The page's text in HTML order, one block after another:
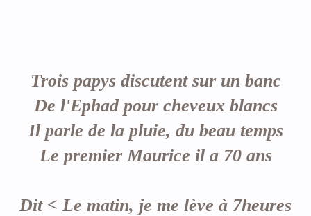
Trois papys discutent sur un banc
De l'Ephad pour cheveux blancs
Il parle de la pluie, du beau temps
Le premier Maurice il a 70 ans
Dit < Le matin, je me lève à 7heures